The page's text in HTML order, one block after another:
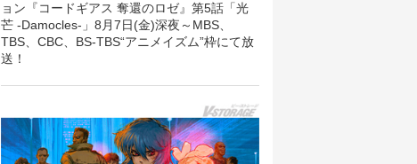
ョン『コードギアス 奪還のロゼ』第5話「光
芒 -Damocles-」8月7日(金)深夜～MBS、
TBS、CBC、BS-TBS“アニメイズム”枠にて放
送！